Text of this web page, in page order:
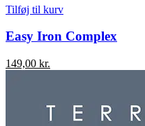
Tilføj til kurv
Easy Iron Complex
149,00 kr.